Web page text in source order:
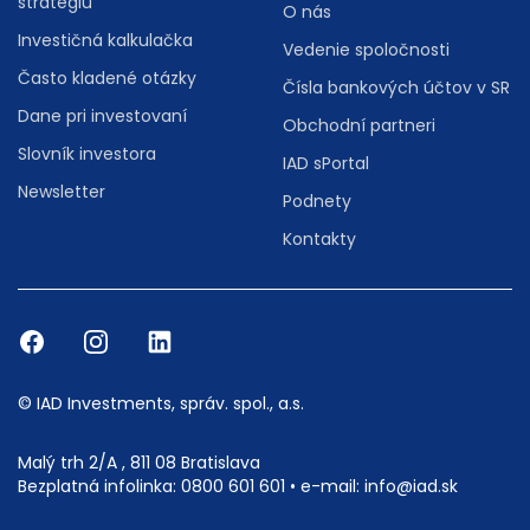
Investičná kalkulačka
Často kladené otázky
Dane pri investovaní
Slovník investora
Newsletter
O nás
Vedenie spoločnosti
Čísla bankových účtov v SR
Obchodní partneri
IAD sPortal
Podnety
Kontakty
© IAD Investments, správ. spol., a.s.
Malý trh 2/A , 811 08 Bratislava
Bezplatná infolinka: 0800 601 601 • e-mail: info@iad.sk